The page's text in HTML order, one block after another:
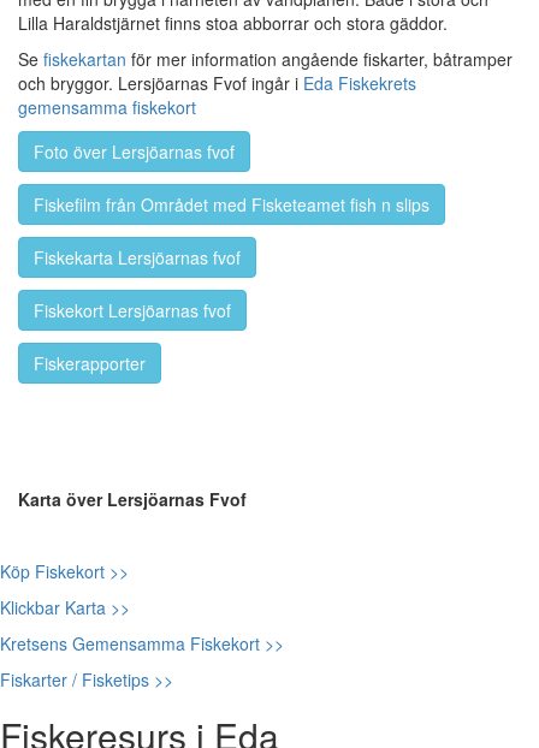
Lilla Haraldstjärnet finns stoa abborrar och stora gäddor.
Se fiskekartan för mer information angående fiskarter, båtramper
och bryggor. Lersjöarnas Fvof ingår i Eda Fiskekrets
gemensamma fiskekort
Foto över Lersjöarnas fvof
Fiskefilm från Området med Fisketeamet fish n slips
Fiskekarta Lersjöarnas fvof
Fiskekort Lersjöarnas fvof
Fiskerapporter
Karta över Lersjöarnas Fvof
Köp Fiskekort >>
Klickbar Karta >>
Kretsens Gemensamma Fiskekort >>
Fiskarter / Fisketips >>
Fiskeresurs i Eda